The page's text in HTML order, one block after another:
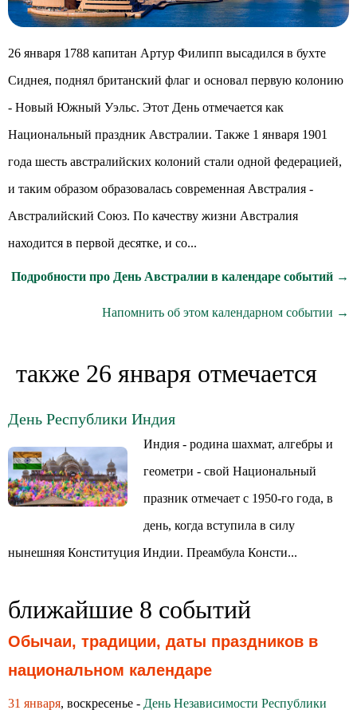
26 января 1788 капитан Артур Филипп высадился в бухте
Сиднея, поднял британский флаг и основал первую колонию
- Новый Южный Уэльс. Этот День отмечается как
Национальный праздник Австралии. Также 1 января 1901
года шесть австралийских колоний стали одной федерацией,
и таким образом образовалась современная Австралия -
Австралийский Союз. По качеству жизни Австралия
находится в первой десятке, и со...
Подробности про День Австралии в календаре событий →
Напомнить об этом календарном событии →
также 26 января отмечается
День Республики Индия
Индия - родина шахмат, алгебры и
геометри - свой Национальный
празник отмечает с 1950-го года, в
день, когда вступила в силу
нынешняя Конституция Индии. Преамбула Консти...
ближайшие 8 событий
Обычаи, традиции, даты праздников в
национальном календаре
31 января, воскресенье - День Независимости Республики